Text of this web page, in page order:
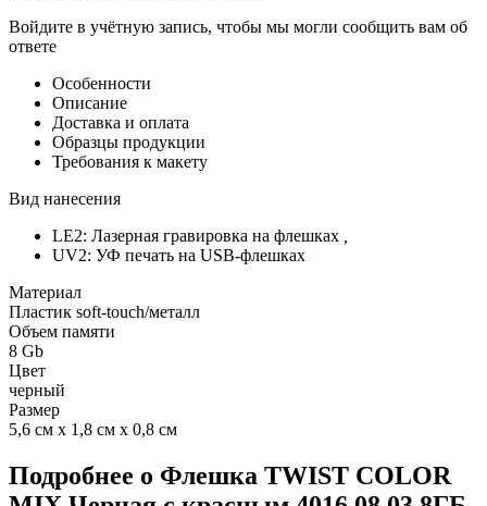
Войдите в учётную запись, чтобы мы могли сообщить вам об
ответе
Особенности
Описание
Доставка и оплата
Образцы продукции
Требования к макету
Вид нанесения
LE2: Лазерная гравировка на флешках
UV2: УФ печать на USB-флешках
Материал
Пластик soft-touch/металл
Объем памяти
8 Gb
Цвет
черный
Размер
5,6 см х 1,8 см х 0,8 см
Подробнее о Флешка TWIST COLOR